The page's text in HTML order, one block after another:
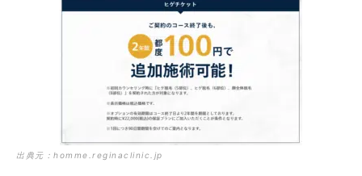
出典元： homme.reginaclinic.jp